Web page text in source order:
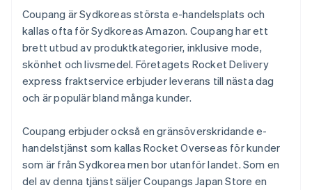
Coupang är Sydkoreas största e-handelsplats och
kallas ofta för Sydkoreas Amazon. Coupang har ett
brett utbud av produktkategorier, inklusive mode,
skönhet och livsmedel. Företagets Rocket Delivery
express fraktservice erbjuder leverans till nästa dag
och är populär bland många kunder.
Coupang erbjuder också en gränsöverskridande e-
handelstjänst som kallas Rocket Overseas för kunder
som är från Sydkorea men bor utanför landet. Som en
del av denna tjänst säljer Coupangs Japan Store en